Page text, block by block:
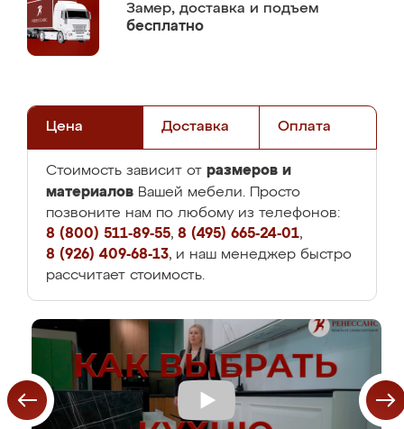
Замер, доставка и подъем
бесплатно
Цена Доставка Оплата
Стоимость зависит от размеров и
материалов Вашей мебели. Просто
позвоните нам по любому из телефонов:
8 (800) 511-89-55, 8 (495) 665-24-01,
8 (926) 409-68-13, и наш менеджер быстро
рассчитает стоимость.